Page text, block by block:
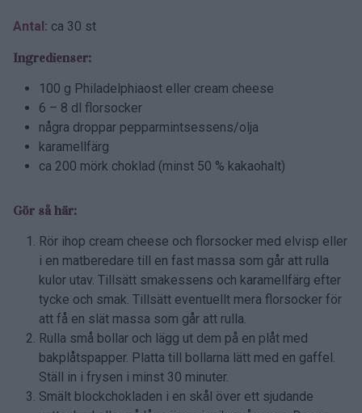
Antal: ca 30 st
Ingredienser:
100 g Philadelphiaost eller cream cheese
6 – 8 dl florsocker
några droppar pepparmintsessens/olja
karamellfärg
ca 200 mörk choklad (minst 50 % kakaohalt)
Gör så här:
Rör ihop cream cheese och florsocker med elvisp eller
i en matberedare till en fast massa som går att rulla
kulor utav. Tillsätt smakessens och karamellfärg efter
tycke och smak. Tillsätt eventuellt mera florsocker för
att få en slät massa som går att rulla.
Rulla små bollar och lägg ut dem på en plåt med
bakplåtspapper. Platta till bollarna lätt med en gaffel.
Ställ in i frysen i minst 30 minuter.
Smält blockchokladen i en skål över ett sjudande